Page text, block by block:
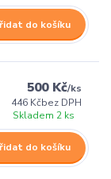
do košíku
500 Kč/ks
446 Kčbez DPH
Skladem 2 ks
do košíku